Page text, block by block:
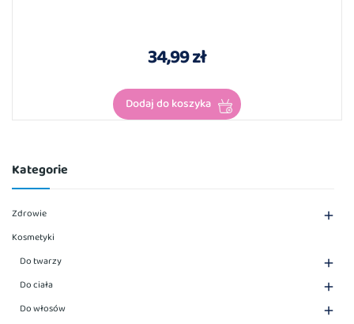
Kategorie
Zdrowie 
Kosmetyki
Do twarzy

Do ciała 
Do włosów 
34,99 zł
Dodaj do koszyka